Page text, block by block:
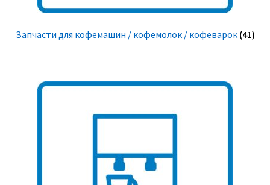
Запчасти для кофемашин / кофемолок / кофеварок (41)